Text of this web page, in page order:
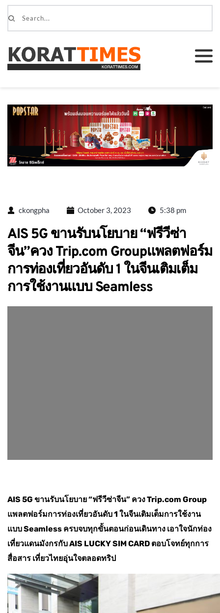
ckongpha October 3, 2023 5:38 pm
AIS 5G ขานรับนโยบาย “ฟรีวีซ่า
จีน”ควง Trip.com Groupแพลตฟอร์ม
การท่องเที่ยวอันดับ 1 ในจีนเติมเต็ม
การใช้งานแบบ Seamless
AIS 5G ขานรับนโยบาย “ฟรีวีซ่าจีน” ควง Trip.com Group
แพลตฟอร์มการท่องเที่ยวอันดับ 1 ในจีนเติมเต็มการใช้งาน
แบบ Seamless ครบจบทุกขั้นตอนก่อนเดินทาง เอาใจนักท่อง
เที่ยวแดนมังกรกับ AIS LUCKY SIM CARD ตอบโจทย์ทุกการ
สื่อสาร เที่ยวไทยอุ่นใจตลอดทริป